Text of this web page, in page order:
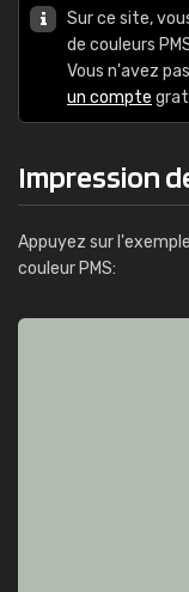
Sur ce site,
de couleurs
Vous n'avez
un compte
Impression
Appuyez sur
couleur PMS: